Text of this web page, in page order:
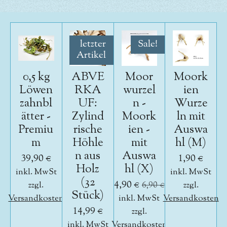
0,5 kg
Löwen
zahnbl
ätter -
Premiu
m
39,90 €
inkl. MwSt
zzgl.
Versandkosten
letzter
Artikel
ABVE
RKA
UF:
Zylind
rische
Höhle
n aus
Holz
(32
Stück)
14,99 €
Sale!
Moor
wurzel
n -
Moork
ien -
mit
Auswa
hl (X)
4,90 € 6,90 €
inkl. MwSt
zzgl.
Moork
ien
Wurze
ln mit
Auswa
hl (M)
1,90 €
inkl. MwSt
zzgl.
Versandkosten